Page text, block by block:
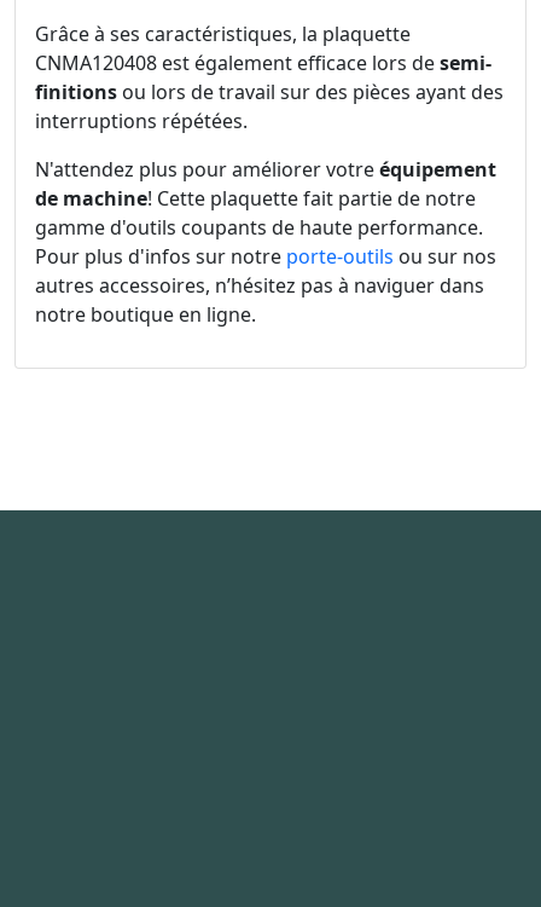
Grâce à ses caractéristiques, la plaquette
CNMA120408 est également efficace lors desemi-
finitions ou lors de travail sur des pièces ayant des
interruptions répétées.
N'attendez plus pour améliorer votreéquipement
de machine! Cette plaquette fait partie de notre
gamme d'outils coupants de haute performance.
Pour plus d'infos sur notre porte-outils ou sur nos
autres accessoires, n’hésitez pas à naviguer dans
notre boutique en ligne.